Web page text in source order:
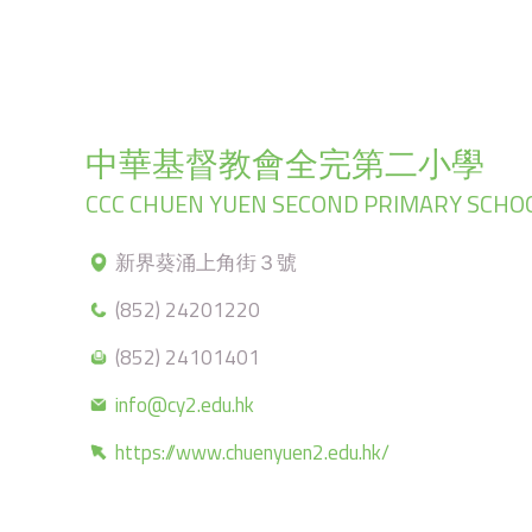
中華基督教會全完第二小學
CCC CHUEN YUEN SECOND PRIMARY
新界葵涌上角街３號
(852) 24201220
(852) 24101401
info@cy2.edu.hk
https://www.chuenyuen2.edu.hk/